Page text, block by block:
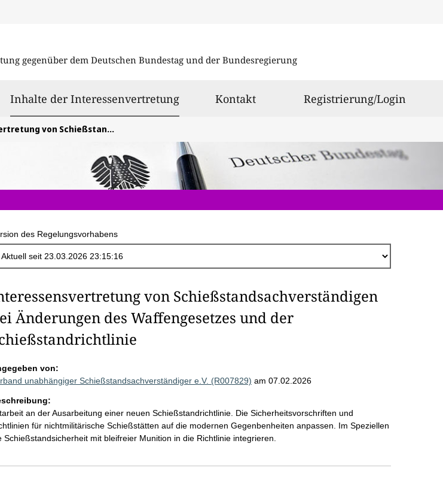
gegenüber dem Deutschen Bundestag und der Bundesregierung
Inhalte der Interessenvertretungausgewählt
Kontakt Registrierung/Login
bei Änderungen des Waffengesetzes und der Schießstandrichtlinie
des Regelungsvorhabens
von Schießstandsachverständigen
Änderungen des Waffengesetzes und der
von:
unabhängiger Schießstandsachverständiger e.V. (R007829) am 07.02.2026
an der Ausarbeitung einer neuen Schießstandrichtlinie. Die Sicherheitsvorschriften und
für nichtmilitärische Schießstätten auf die modernen Gegenbenheiten anpassen. Im Speziellen
Schießstandsicherheit mit bleifreier Munition in die Richtlinie integrieren.